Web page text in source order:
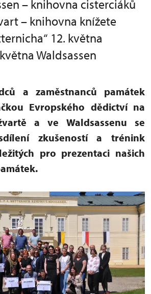
– knihovna cisterciáků
– knihovna knížete
12. května
Waldsassen
a zaměstnanců památek
Evropského dědictví na
a ve Waldsassenu se
zkušeností a trénink
pro prezentaci našich